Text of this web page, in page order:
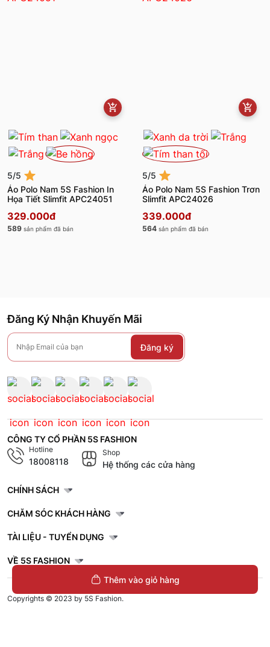
5/5
Áo Polo Nam 5S Fashion In
Họa Tiết Slimfit APC24051
329.000đ
589 sản phẩm đã bán
5/5
Áo Polo Nam 5S Fashion Trơn
Slimfit APC24026
339.000đ
564 sản phẩm đã bán
Thêm vào giỏ hàng
Đăng Ký Nhận Khuyến Mãi
Đăng ký
CÔNG TY CỔ PHẦN 5S FASHION
Hotline
18008118
Shop
Hệ thống các cửa hàng
CHÍNH SÁCH
CHĂM SÓC KHÁCH HÀNG
TÀI LIỆU - TUYỂN DỤNG
VỀ 5S FASHION
Copyrights © 2023 by 5S Fashion.